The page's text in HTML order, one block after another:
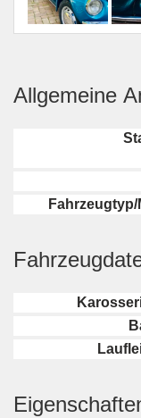
Allgemeine